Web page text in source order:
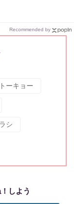
Recommended by
ーキョー
シ
しよう